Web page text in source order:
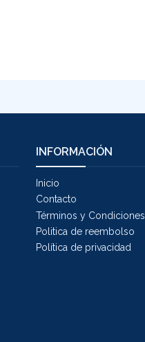
INFORMACIÓN
Inicio
Contacto
Términos y Condiciones
Politica de reembolso
Política de privacidad